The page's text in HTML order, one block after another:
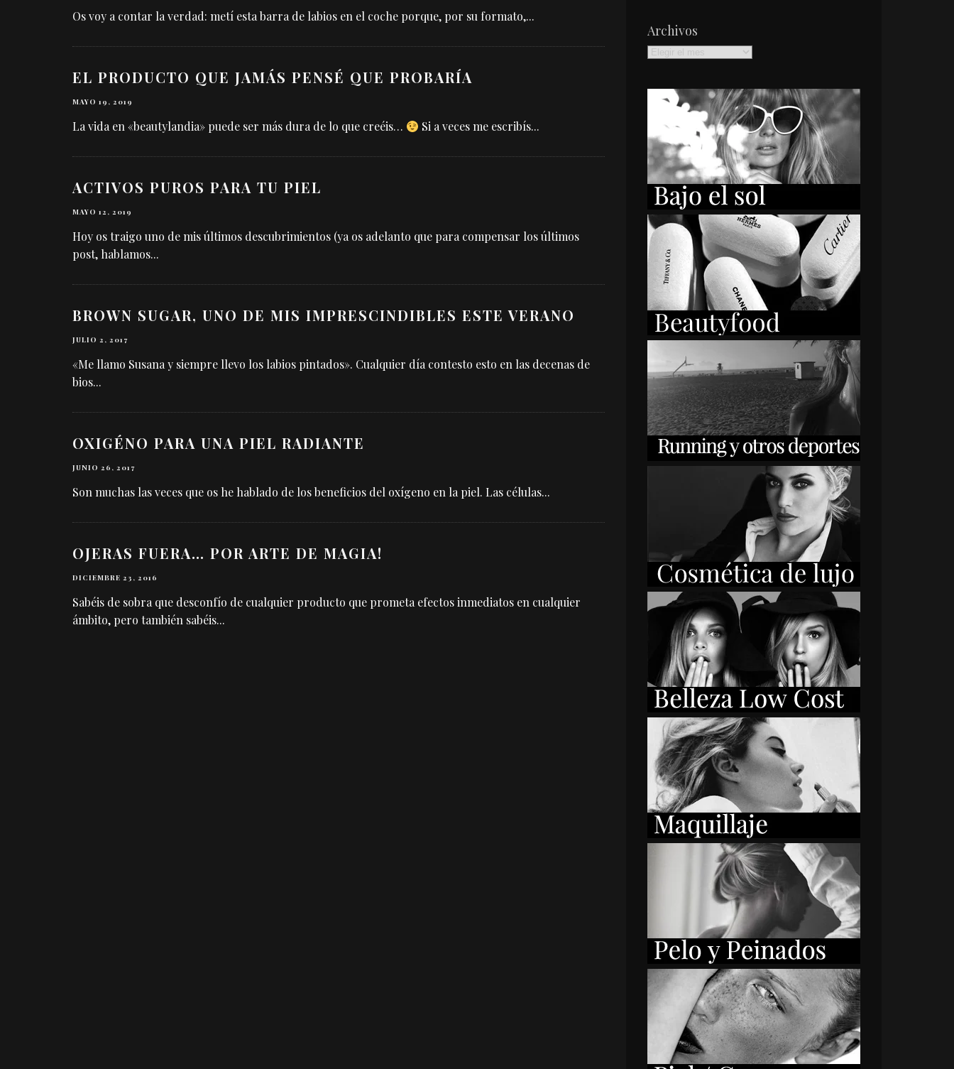
Os voy a contar la verdad: metí esta barra de labios en el coche porque, por su formato,...
EL PRODUCTO QUE JAMÁS PENSÉ QUE PROBARÍA
MAYO 19, 2019
La vida en «beautylandia» puede ser más dura de lo que creéis… Si a veces me escribís...
ACTIVOS PUROS PARA TU PIEL
MAYO 12, 2019
Hoy os traigo uno de mis últimos descubrimientos (ya os adelanto que para compensar los últimos
post, hablamos...
BROWN SUGAR, UNO DE MIS IMPRESCINDIBLES ESTE VERANO
JULIO 2, 2017
«Me llamo Susana y siempre llevo los labios pintados». Cualquier día contesto esto en las decenas de
bios...
OXIGÉNO PARA UNA PIEL RADIANTE
JUNIO 26, 2017
Son muchas las veces que os he hablado de los beneficios del oxígeno en la piel. Las células...
OJERAS FUERA… POR ARTE DE MAGIA!
DICIEMBRE 23, 2016
Sabéis de sobra que desconfío de cualquier producto que prometa efectos inmediatos en cualquier
ámbito, pero también sabéis...
Archivos